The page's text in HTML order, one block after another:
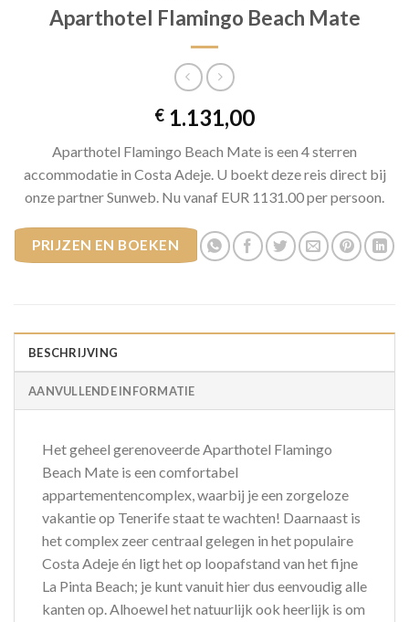
Aparthotel Flamingo Beach Mate
€ 1.131,00
Aparthotel Flamingo Beach Mate is een 4 sterren
accommodatie in Costa Adeje. U boekt deze reis direct bij
onze partner Sunweb. Nu vanaf EUR 1131.00 per persoon.
PRIJZEN EN BOEKEN
BESCHRIJVING
AANVULLENDE INFORMATIE
Het geheel gerenoveerde Aparthotel Flamingo
Beach Mate is een comfortabel
appartementencomplex, waarbij je een zorgeloze
vakantie op Tenerife staat te wachten! Daarnaast is
het complex zeer centraal gelegen in het populaire
Costa Adeje én ligt het op loopafstand van het fijne
La Pinta Beach; je kunt vanuit hier dus eenvoudig alle
kanten op. Alhoewel het natuurlijk ook heerlijk is om